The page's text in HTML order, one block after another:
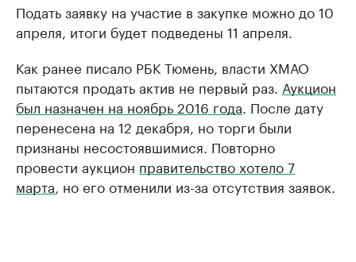
Подать заявку на участие в закупке можно до 10
апреля, итоги будет подведены 11 апреля.
Как ранее писало РБК Тюмень, власти ХМАО
пытаются продать актив не первый раз. Аукцион
был назначен на ноябрь 2016 года . После дату
перенесена на 12 декабря, но торги были
признаны несостоявшимися. Повторно
провести аукцион правительство хотело 7
марта , но его отменили из-за отсутствия заявок.